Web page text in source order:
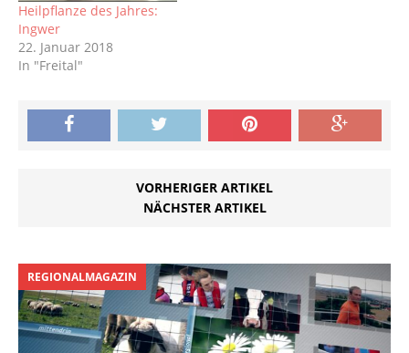
sonstige
Menschenansammlunge
n ab einer
Teilnehmerzahl von 100
Verwaltungsstab des
Landkreises Sächsische
Schweiz-Osterzgebirge
Heilpflanze des Jahres:
Ingwer
22. Januar 2018
In "Freital"
VORHERIGER ARTIKEL
NÄCHSTER ARTIKEL
REGIONALMAGAZIN